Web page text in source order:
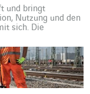
und bringt
Nutzung und den
sich. Die
Data Act
und